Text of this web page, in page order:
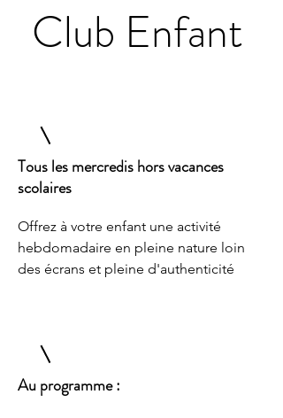
Club Enfant
Tous les mercredis hors vacances
scolaires
Offrez à votre enfant une activité
hebdomadaire en pleine nature loin
des écrans et pleine d'authenticité
Au programme :